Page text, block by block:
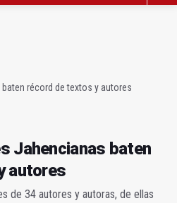
baten récord de textos y autores
Jahencianas baten
autores
de 34 autores y autoras, de ellas